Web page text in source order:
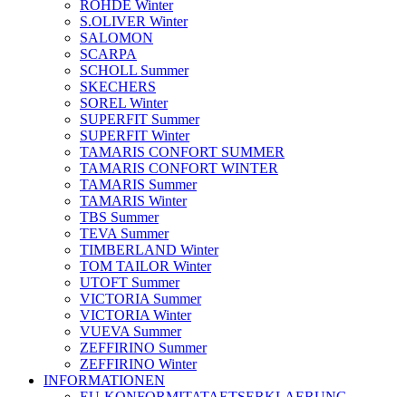
ROHDE Winter
S.OLIVER Winter
SALOMON
SCARPA
SCHOLL Summer
SKECHERS
SOREL Winter
SUPERFIT Summer
SUPERFIT Winter
TAMARIS CONFORT SUMMER
TAMARIS CONFORT WINTER
TAMARIS Summer
TAMARIS Winter
TBS Summer
TEVA Summer
TIMBERLAND Winter
TOM TAILOR Winter
UTOFT Summer
VICTORIA Summer
VICTORIA Winter
VUEVA Summer
ZEFFIRINO Summer
ZEFFIRINO Winter
INFORMATIONEN